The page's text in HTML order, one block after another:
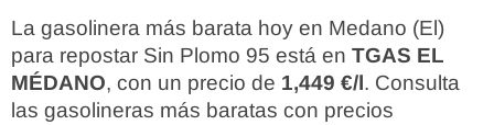
La gasolinera más barata hoy en Medano (El)
para repostar Sin Plomo 95 está en TGAS EL
MÉDANO, con un precio de 1,449 €/l. Consulta
las gasolineras más baratas con precios